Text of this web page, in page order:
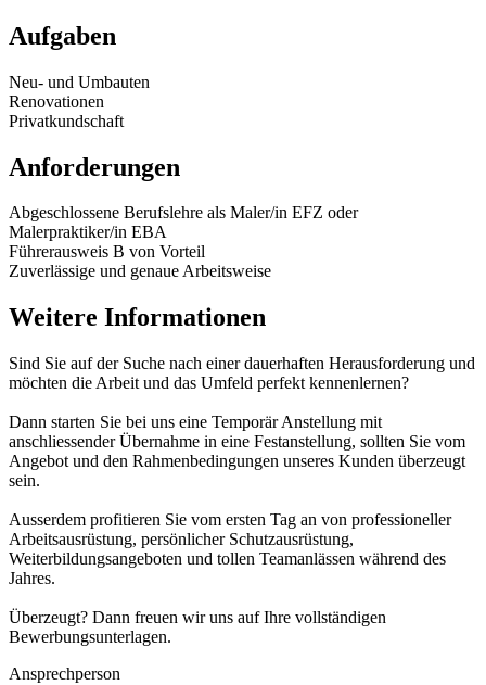
Aufgaben
Neu- und Umbauten
Renovationen
Privatkundschaft
Anforderungen
Abgeschlossene Berufslehre als Maler/in EFZ oder
Malerpraktiker/in EBA
Führerausweis B von Vorteil
Zuverlässige und genaue Arbeitsweise
Weitere Informationen
Sind Sie auf der Suche nach einer dauerhaften Herausforderung und
möchten die Arbeit und das Umfeld perfekt kennenlernen?
Dann starten Sie bei uns eine Temporär Anstellung mit
anschliessender Übernahme in eine Festanstellung, sollten Sie vom
Angebot und den Rahmenbedingungen unseres Kunden überzeugt
sein.
Ausserdem profitieren Sie vom ersten Tag an von professioneller
Arbeitsausrüstung, persönlicher Schutzausrüstung,
Weiterbildungsangeboten und tollen Teamanlässen während des
Jahres.
Überzeugt? Dann freuen wir uns auf Ihre vollständigen
Bewerbungsunterlagen.
Ansprechperson